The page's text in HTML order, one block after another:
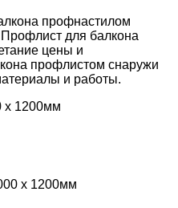
профнастилом
Профлист для балкона
цены и
профлистом снаружи
и работы.
х 1200мм
х 1200мм